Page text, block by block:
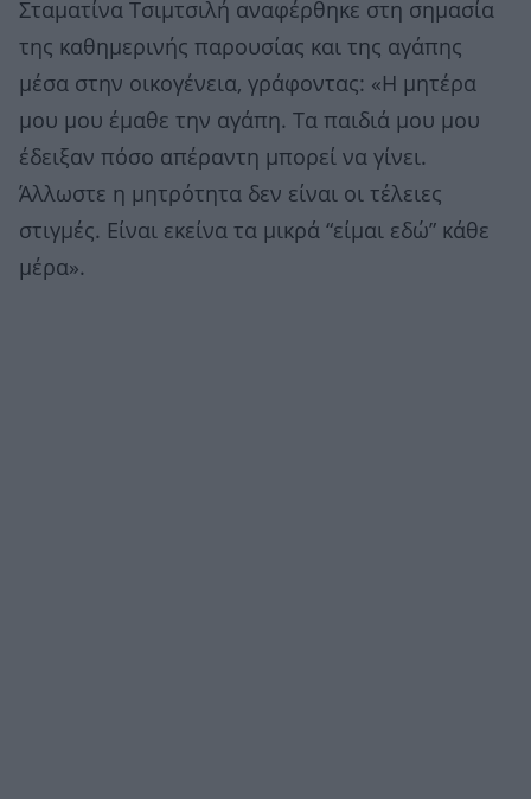
Σταματίνα Τσιμτσιλή αναφέρθηκε στη σημασία
της καθημερινής παρουσίας και της αγάπης
μέσα στην οικογένεια, γράφοντας: «Η μητέρα
μου μου έμαθε την αγάπη. Τα παιδιά μου μου
έδειξαν πόσο απέραντη μπορεί να γίνει.
Άλλωστε η μητρότητα δεν είναι οι τέλειες
στιγμές. Είναι εκείνα τα μικρά “είμαι εδώ” κάθε
μέρα».